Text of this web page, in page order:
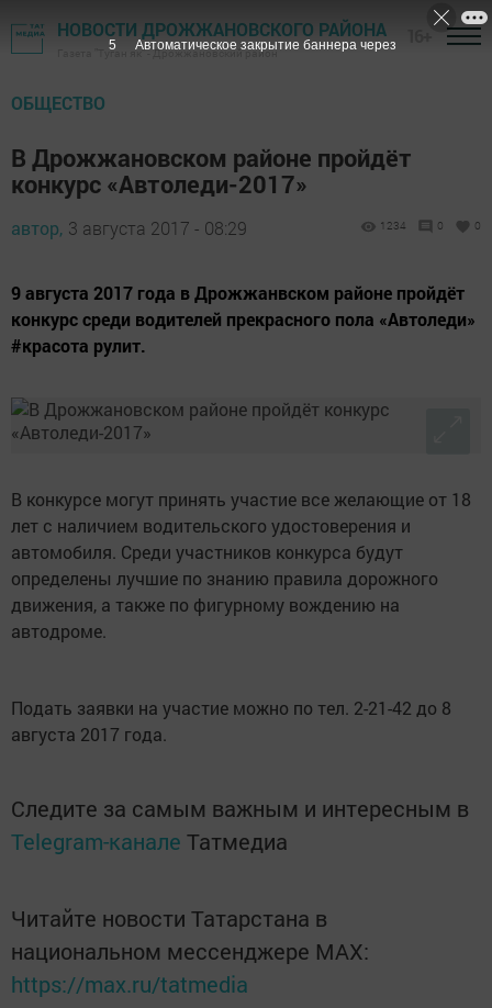
НОВОСТИ ДРОЖЖАНОВСКОГО РАЙОНА
Газета "Туган як" - Дрожжановский район
ОБЩЕСТВО
В Дрожжановском районе пройдёт
конкурс «Автоледи-2017»
автор, 3 августа 2017 - 08:29 1234 0 0
9 августа 2017 года в Дрожжанвском районе пройдёт
конкурс среди водителей прекрасного пола «Автоледи»
#красота рулит.
В конкурсе могут принять участие все желающие от 18
лет с наличием водительского удостоверения и
автомобиля. Среди участников конкурса будут
определены лучшие по знанию правила дорожного
движения, а также по фигурному вождению на
автодроме.
Подать заявки на участие можно по тел. 2-21-42 до 8
августа 2017 года.
Следите за самым важным и интересным в
Telegram-канале Татмедиа
Читайте новости Татарстана в
национальном мессенджере MАХ:
https://max.ru/tatmedia
4 Автоматическое закрытие баннера через